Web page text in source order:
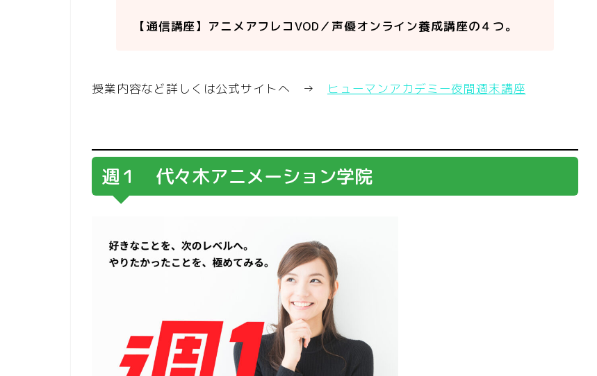
【通信講座】アニメアフレコVOD／声優オンライン養成講座の４つ。
授業内容など詳しくは公式サイトへ → ヒューマンアカデミー夜間週末講座
週１ 代々木アニメーション学院